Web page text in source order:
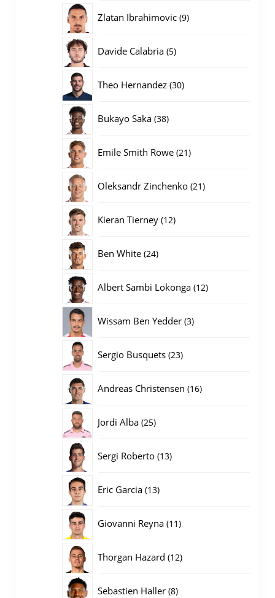
Zlatan Ibrahimovic 99
Davide Calabria 55
Theo Hernandez 3030
Bukayo Saka 3838
Emile Smith Rowe 2121
Oleksandr Zinchenko 2121
Kieran Tierney 1212
Ben White 2424
Albert Sambi Lokonga 1212
Wissam Ben Yedder 33
Sergio Busquets 2323
Andreas Christensen 1616
Jordi Alba 2525
Sergi Roberto 1313
Eric Garcia 1313
Giovanni Reyna 1111
Thorgan Hazard 1212
Sebastien Haller 88